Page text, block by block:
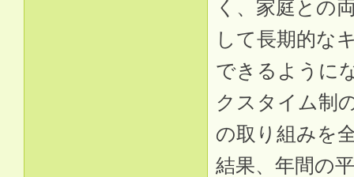
く、家庭との
して長期的な
できるように
クスタイム制
の取り組みを
結果、年間の